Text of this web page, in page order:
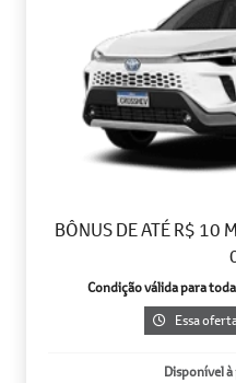
BÔNUS DE ATÉ R$ 10
Condição válida para
Essa
Disponível